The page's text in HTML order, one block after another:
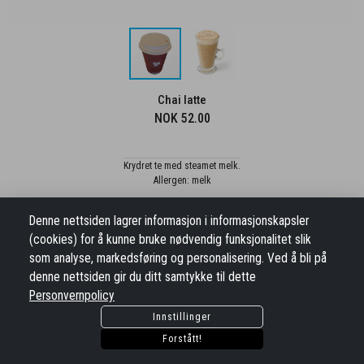
Chai latte
NOK 52.00
Krydret te med steamet melk.
Allergen: melk
Legg I Handlekurv
Kontakt
Sankt Olav gate 5 , Drammen 3017
post@condelica.no
Denne nettsiden lagrer informasjon i informasjonskapsler
(cookies) for å kunne bruke nødvendig funksjonalitet slik
som analyse, markedsføring og personalisering. Ved å bli på
denne nettsiden gir du ditt samtykke til dette
Personvernpolicy
Innstillinger
Forstått!